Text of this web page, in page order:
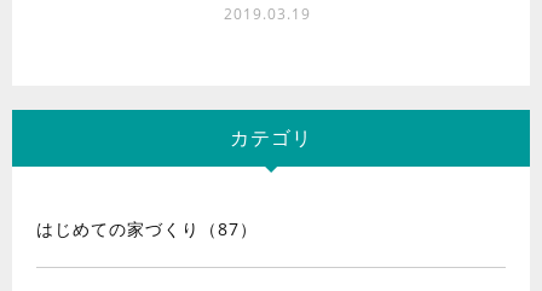
2019.03.19
カテゴリ
はじめての家づくり（87）